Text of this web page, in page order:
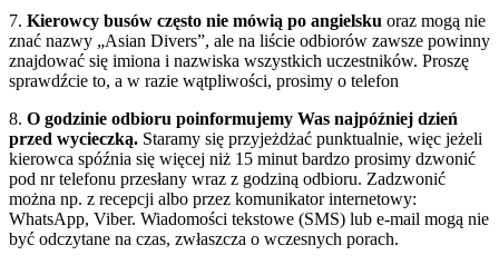
7. Kierowcy busów często nie mówią po angielsku oraz mogą nie
znać nazwy „Asian Divers”, ale na liście odbiorów zawsze powinny
znajdować się imiona i nazwiska wszystkich uczestników. Proszę
sprawdźcie to, a w razie wątpliwości, prosimy o telefon
8. O godzinie odbioru poinformujemy Was najpóźniej dzień
przed wycieczką. Staramy się przyjeżdżać punktualnie, więc jeżeli
kierowca spóźnia się więcej niż 15 minut bardzo prosimy dzwonić
pod nr telefonu przesłany wraz z godziną odbioru. Zadzwonić
można np. z recepcji albo przez komunikator internetowy:
WhatsApp, Viber. Wiadomości tekstowe (SMS) lub e-mail mogą nie
być odczytane na czas, zwłaszcza o wczesnych porach.